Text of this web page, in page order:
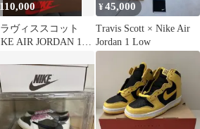
110,000
ラヴィススコット
AIR JORDAN 1
¥45,000
Travis Scott × Nike Air
Jordan 1 Low